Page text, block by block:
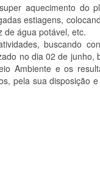
aquecimento do
estiagens,
de água potável, etc.
buscando
no dia 02 de junho,
Ambiente e os
pela sua disposição